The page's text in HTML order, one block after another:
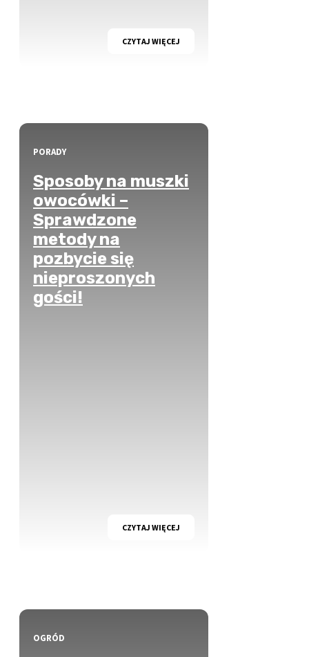
CZYTAJ WIĘCEJ
PORADY
Sposoby na muszki
owocówki –
Sprawdzone
metody na
pozbycie się
nieproszonych
gości!
CZYTAJ WIĘCEJ
OGRÓD